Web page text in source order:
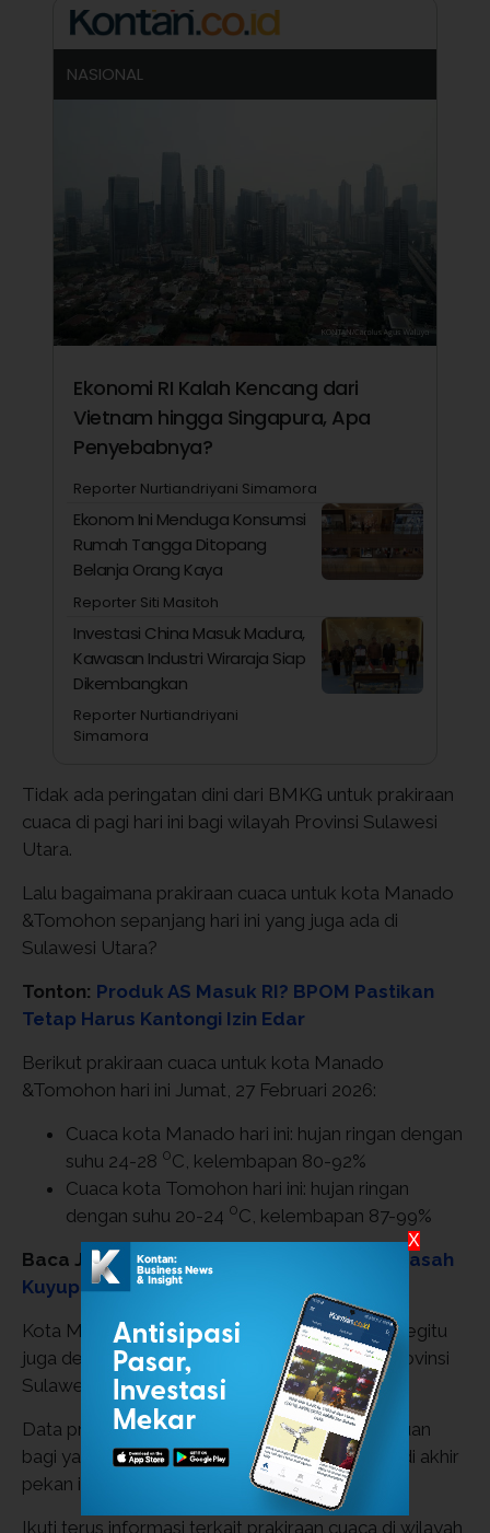
NASIONAL
Ekonomi RI Kalah Kencang dari
Vietnam hingga Singapura, Apa
Penyebabnya?
Reporter Nurtiandriyani Simamora
Ekonom Ini Menduga Konsumsi
Rumah Tangga Ditopang
Belanja Orang Kaya
Reporter Siti Masitoh
Investasi China Masuk Madura,
Kawasan Industri Wiraraja Siap
Dikembangkan
Reporter Nurtiandriyani
Simamora
Tidak ada peringatan dini dari BMKG untuk prakiraan
cuaca di pagi hari ini bagi wilayah Provinsi Sulawesi
Utara.
Lalu bagaimana prakiraan cuaca untuk kota Manado
&Tomohon sepanjang hari ini yang juga ada di
Sulawesi Utara?
Tonton: Produk AS Masuk RI? BPOM Pastikan
Tetap Harus Kantongi Izin Edar
Berikut prakiraan cuaca untuk kota Manado
&Tomohon hari ini Jumat, 27 Februari 2026:
Cuaca kota Manado hari ini: hujan ringan dengan
suhu 24-28 0C, kelembapan 80-92%
Cuaca kota Tomohon hari ini: hujan ringan
dengan suhu 20-24 0C, kelembapan 87-99%
Baca Juga:
Panduan Cuaca Bali: Hindari Basah
Kuyup, Cek Prakiraan Lengkapnya
Kota Manado ternyata diprediksi akan hujan. Begitu
juga dengan kota Tomohon yang berada di Provinsi
Sulawesi Utara ini.
Data prakiraan cuaca di atas dapat menjadi acuan
bagi yang sedang merencanakan aktivitasnya di akhir
pekan ini.
Ikuti terus informasi terkait prakiraan cuaca di wilayah
X